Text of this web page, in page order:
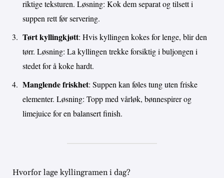
riktige teksturen. Løsning: Kok dem separat og tilsett i
suppen rett før servering.
Tørt kyllingkjøtt: Hvis kyllingen kokes for lenge, blir den
tørr. Løsning: La kyllingen trekke forsiktig i buljongen i
stedet for å koke hardt.
Manglende friskhet: Suppen kan føles tung uten friske
elementer. Løsning: Topp med vårløk, bønnespirer og
limejuice for en balansert finish.
Hvorfor lage kyllingramen i dag?